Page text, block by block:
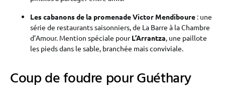
Les cabanons de la promenade Victor Mendiboure : une
série de restaurants saisonniers, de La Barre à la Chambre
d’Amour. Mention spéciale pourL’Arrantza, une paillote
les pieds dans le sable, branchée mais conviviale.
Coup de foudre pour Guéthary